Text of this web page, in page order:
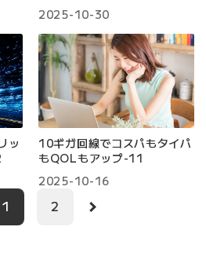
2025-10-30
ッ
10ギガ回線でコスパもタイパ
もQOLもアップ-11
2025-10-16
1 2